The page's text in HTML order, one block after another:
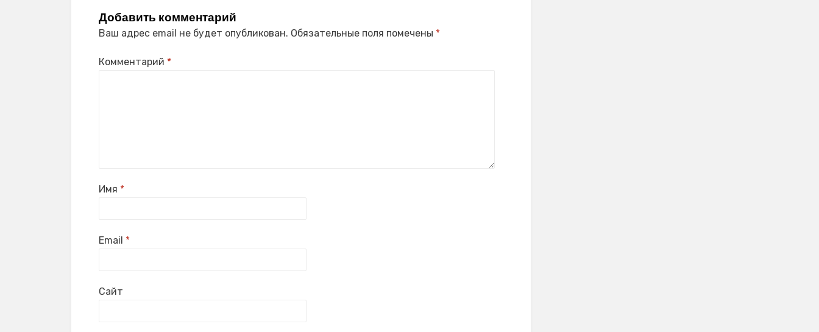
Добавить комментарий
Ваш адрес email не будет опубликован. Обязательные поля помечены *
Комментарий *
Имя *
Email *
Сайт